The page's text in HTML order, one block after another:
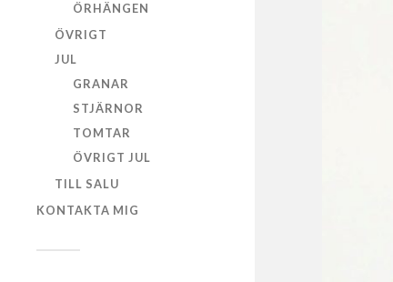
ÖRHÄNGEN
ÖVRIGT
JUL
GRANAR
STJÄRNOR
TOMTAR
ÖVRIGT JUL
TILL SALU
KONTAKTA MIG